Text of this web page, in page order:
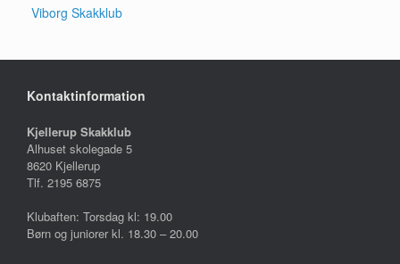
Viborg Skakklub
Kontaktinformation
Kjellerup Skakklub
Alhuset skolegade 5
8620 Kjellerup
Tlf. 2195 6875
Klubaften: Torsdag kl: 19.00
Børn og juniorer kl. 18.30 – 20.00